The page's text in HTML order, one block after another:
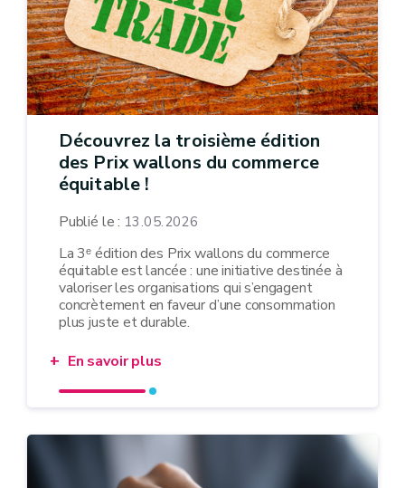
Découvrez la troisième édition
des Prix wallons du commerce
équitable !
Publié le : 13.05.2026
La 3ᵉ édition des Prix wallons du commerce
équitable est lancée : une initiative destinée à
valoriser les organisations qui s’engagent
concrètement en faveur d’une consommation
plus juste et durable.
En savoir plus